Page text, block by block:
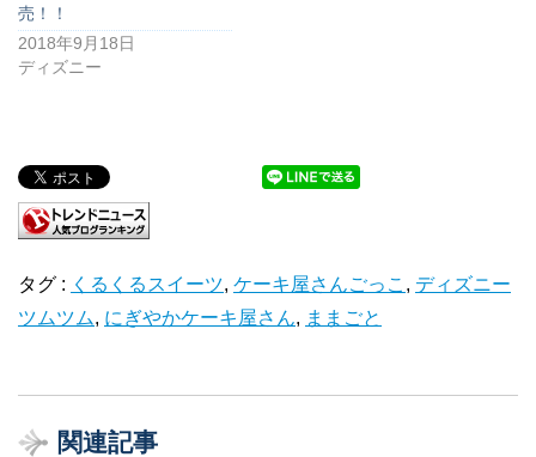
売！！
2018年9月18日
ディズニー
タグ : くるくるスイーツ, ケーキ屋さんごっこ , ディズニー
ツムツム, にぎやかケーキ屋さん, ままごと
関連記事